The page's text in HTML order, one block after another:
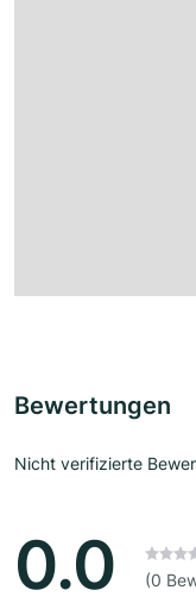
Bewertungen
Nicht verifizierte
0.0 (0